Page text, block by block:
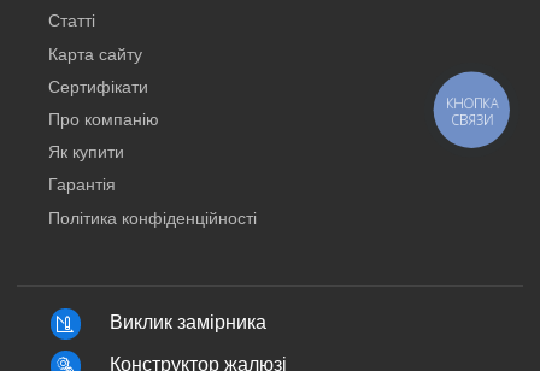
Статті
Карта сайту
Сертифікати
Про компанію
Як купити
Гарантія
Політика конфіденційності
Виклик замірника
Конструктор жалюзі
КНОПКА
СВЯЗИ